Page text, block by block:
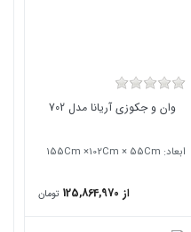
وان و جکوزی آریانا مدل 702
ابعاد: ۱55Cm ×102Cm × 55Cm
از 125,864,970 تومان